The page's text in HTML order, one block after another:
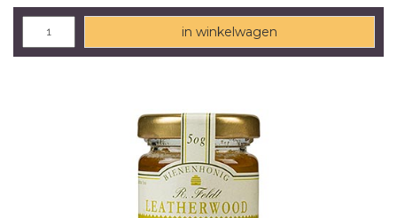
in winkelwagen